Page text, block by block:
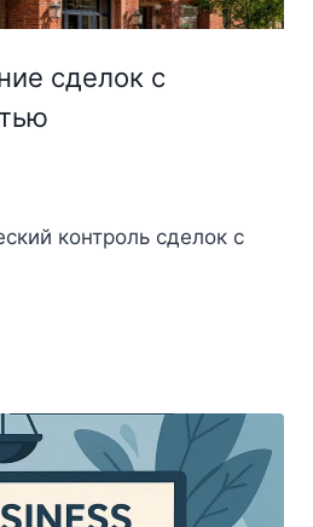
сделок с
контроль сделок с